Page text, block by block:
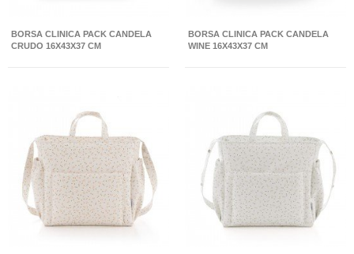
BORSA CLINICA PACK CANDELA
CRUDO 16X43X37 CM
BORSA CLINICA PACK CANDELA
WINE 16X43X37 CM